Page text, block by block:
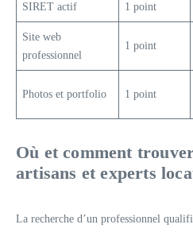
SIRET actif 1 point
Site web
professionnel
1 point
Photos et portfolio 1 point
Où et comment
artisans et experts
La recherche d’un professionnel